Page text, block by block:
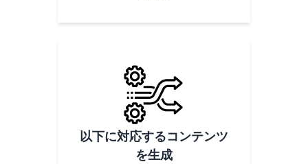
以下に対応するコンテンツ
を生成